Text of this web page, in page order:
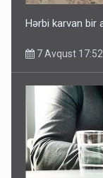
Hərbi karvan bir
7 Avqust 17:52